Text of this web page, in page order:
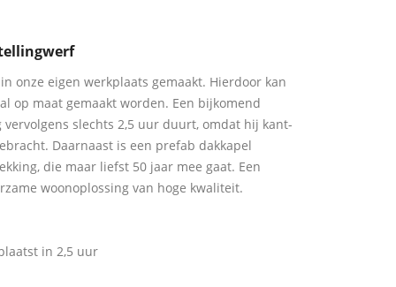
onze eigen werkplaats gemaakt. Hierdoor kan
op maat gemaakt worden. Een bijkomend
slechts 2,5 uur duurt, omdat hij kant-
Daarnaast is een prefab dakkapel
die maar liefst 50 jaar mee gaat. Een
woonoplossing van hoge kwaliteit.
in 2,5 uur